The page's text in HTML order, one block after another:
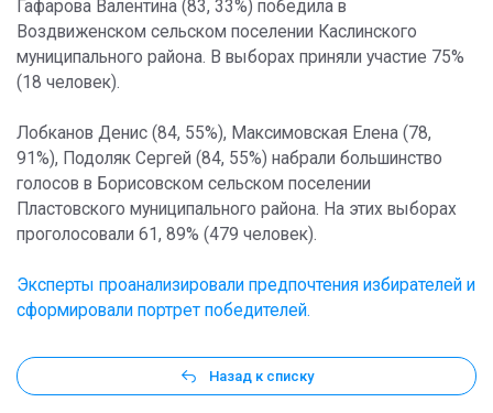
Гафарова Валентина (83, 33%) победила в
Воздвиженском сельском поселении Каслинского
муниципального района. В выборах приняли участие 75%
(18 человек).
Лобканов Денис (84, 55%), Максимовская Елена (78,
91%), Подоляк Сергей (84, 55%) набрали большинство
голосов в Борисовском сельском поселении
Пластовского муниципального района. На этих выборах
проголосовали 61, 89% (479 человек).
Эксперты проанализировали предпочтения избирателей и
сформировали портрет победителей.
Назад к списку